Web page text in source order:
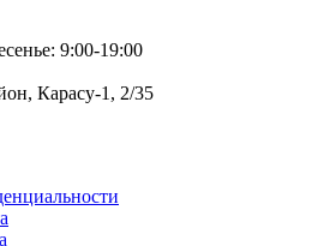
9:00-19:00
Карасу-1, 2/35